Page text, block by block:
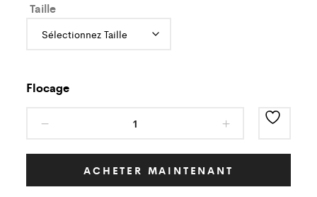
Taille
Flocage
AFA
Crohn
blanc
ACHETER MAINTENANT